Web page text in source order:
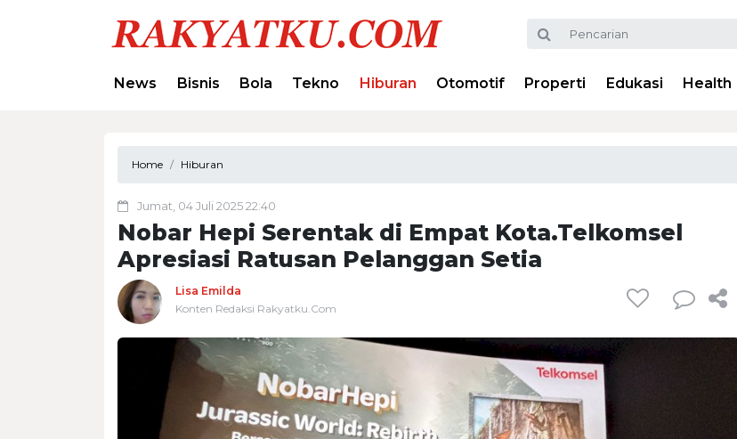
News Bisnis Bola Tekno Hiburan Otomotif Properti Edukasi Health
Home Hiburan
Jumat, 04 Juli 2025 22:40
Nobar Hepi Serentak di Empat Kota.Telkomsel
Apresiasi Ratusan Pelanggan Setia
Lisa Emilda
Konten Redaksi Rakyatku.Com